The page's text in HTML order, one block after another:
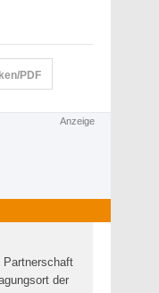
PDF
Anzeige
Partnerschaft
der